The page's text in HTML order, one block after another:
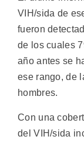
VIH/sida de
fueron
de los cuales
año antes se
ese rango, de
hombres.
Con una
del VIH/sida